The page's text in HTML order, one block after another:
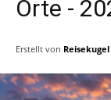
Orte -
Erstellt von Reisekugel